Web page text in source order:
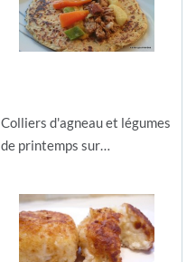
Colliers d'agneau et légumes
de printemps sur…